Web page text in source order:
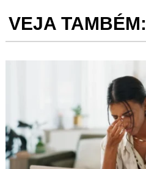
VEJA TAMBÉM: